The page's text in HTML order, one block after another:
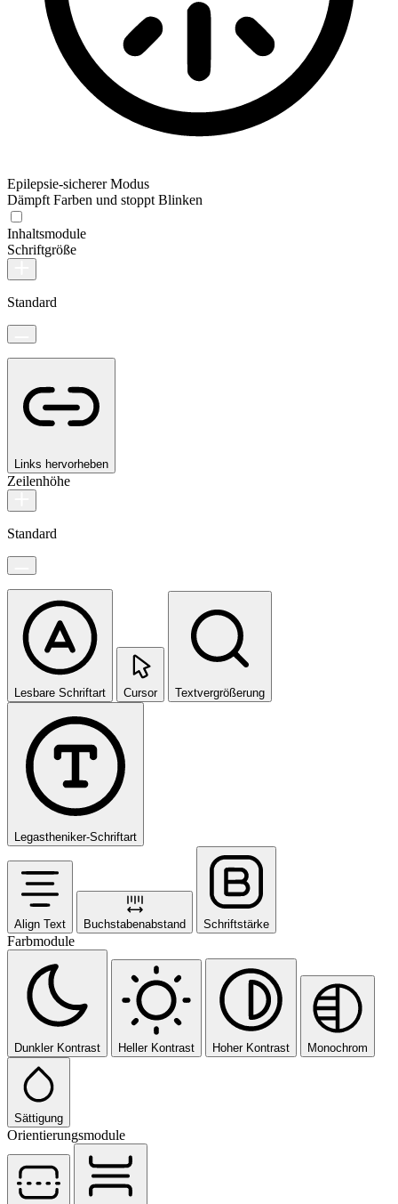
Epilepsie-sicherer Modus
Dämpft Farben und stoppt Blinken
Inhaltsmodule
Schriftgröße
Standard
Links hervorheben
Zeilenhöhe
Standard
Lesbare Schriftart Cursor Textvergrößerung
Legastheniker-Schriftart
Align Text Buchstabenabstand Schriftstärke
Farbmodule
Dunkler Kontrast Heller Kontrast Hoher Kontrast Monochrom
Sättigung
Orientierungsmodule